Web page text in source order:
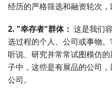
经历的严格筛选和融资轮次，
2. "幸存者"群体： 这是我们
选过程的个人、公司或事物
听说、研究并常常试图模仿
子中，这些是有展品的公司
公司。